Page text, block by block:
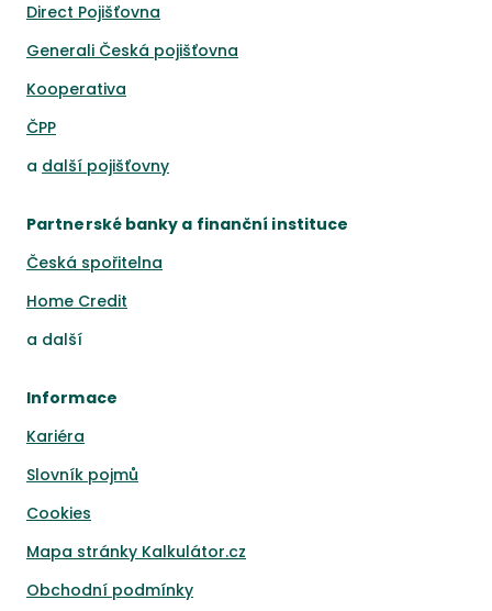
Direct Pojišťovna
Generali Česká pojišťovna
Kooperativa
ČPP
a další pojišťovny
Partnerské banky a finanční instituce
Česká spořitelna
Home Credit
a další
Informace
Kariéra
Slovník pojmů
Cookies
Mapa stránky Kalkulátor.cz
Obchodní podmínky